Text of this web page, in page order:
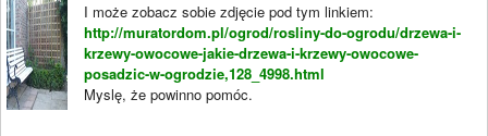
I może zobacz sobie zdjęcie pod tym linkiem:
http://muratordom.pl/ogrod/rosliny-do-ogrodu/drzewa-i-
krzewy-owocowe-jakie-drzewa-i-krzewy-owocowe-
posadzic-w-ogrodzie,128_4998.html
Myslę, że powinno pomóc.